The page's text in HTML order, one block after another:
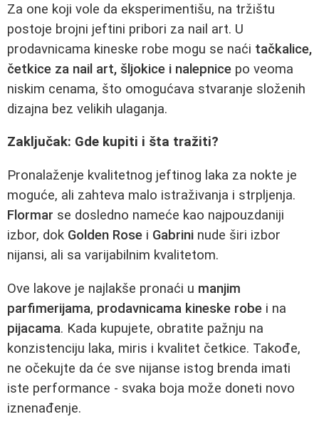
Za one koji vole da eksperimentišu, na tržištu
postoje brojni jeftini pribori za nail art. U
prodavnicama kineske robe mogu se naći tačkalice,
četkice za nail art, šljokice i nalepnice po veoma
niskim cenama, što omogućava stvaranje složenih
dizajna bez velikih ulaganja.
Zaključak: Gde kupiti i šta tražiti?
Pronalaženje kvalitetnog jeftinog laka za nokte je
moguće, ali zahteva malo istraživanja i strpljenja.
Flormar se dosledno nameće kao najpouzdaniji
izbor, dok Golden Rose i Gabrini nude širi izbor
nijansi, ali sa varijabilnim kvalitetom.
Ove lakove je najlakše pronaći u manjim
parfimerijama, prodavnicama kineske robe i na
pijacama. Kada kupujete, obratite pažnju na
konzistenciju laka, miris i kvalitet četkice. Takođe,
ne očekujte da će sve nijanse istog brenda imati
iste performance - svaka boja može doneti novo
iznenađenje.